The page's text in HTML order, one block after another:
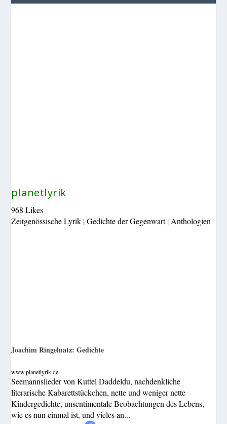
planetlyrik
968 Likes
Zeitgenössische Lyrik | Gedichte der Gegenwart | Anthologien
Joachim Ringelnatz: Gedichte
www.planetlyrik.de
Seemannslieder von Kuttel Daddeldu, nachdenkliche
literarische Kabarettstückchen, nette und weniger nette
Kindergedichte, unsentimentale Beobachtungen des Lebens,
wie es nun einmal ist, und vieles an...